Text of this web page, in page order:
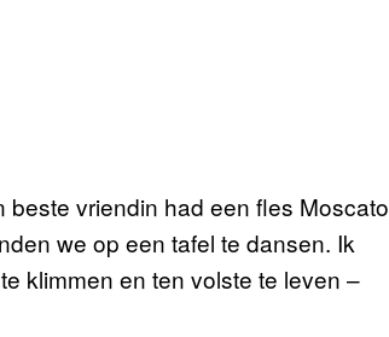
beste vriendin had een fles Moscato
we op een tafel te dansen. Ik
klimmen en ten volste te leven –